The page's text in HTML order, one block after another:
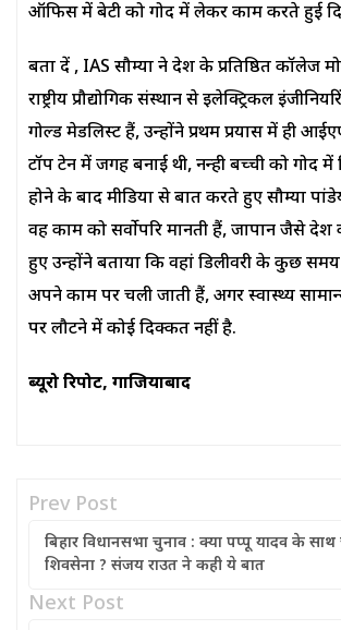
ऑफिस में बेटी को गोद में लेकर काम करते हुई
बता दें , IAS सौम्या ने देश के प्रतिष्ठित कॉलेज
राष्ट्रीय प्रौद्योगिकी संस्थान से इलेक्ट्रिकल
गोल्ड मेडलिस्ट हैं, उन्होंने प्रथम प्रयास में ही
टॉप टेन में जगह बनाई थी, नन्ही बच्ची को गोद में
होने के बाद मीडिया से बात करते हुए सौम्या
वह काम को सर्वोपरि मानती हैं, जापान जैसे
हुए उन्होंने बताया कि वहां डिलीवरी के कुछ समय
अपने काम पर चली जाती हैं, अगर स्वास्थ्य
पर लौटने में कोई दिक्कत नहीं है.
ब्यूरो रिपोर्ट, गाजियाबाद
Prev Post
बिहार विधानसभा चुनाव : क्या पप्पू यादव के
शिवसेना ? संजय राउत ने कही ये बात
Next Post